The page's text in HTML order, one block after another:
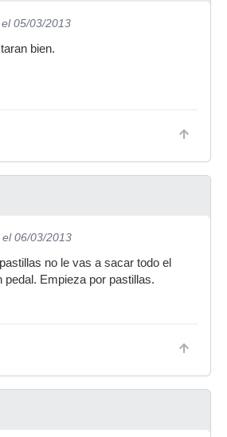
el 05/03/2013
bien.
el 06/03/2013
no le vas a sacar todo el
pedal. Empieza por pastillas.